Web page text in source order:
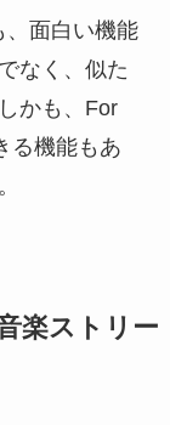
、面白い機能
なく、似た
かも、For
る機能もあ
楽ストリー